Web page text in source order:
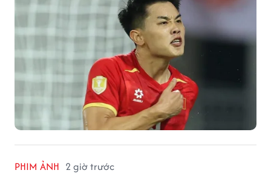
PHIM ẢNH 2 giờ trước